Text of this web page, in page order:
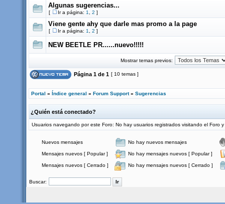
Algunas sugerencias...
[ Ir a página: 1 2 ]
Viene gente ahy que darle mas promo a la page
[ Ir a página: 1 2 ]
NEW BEETLE PR......nuevo!!!!!
Mostrar temas previos:
Página 1 de 1 [ 10 temas ]
Portal » Índice general » Forum Support» Sugerencias
¿Quién está conectado?
Usuarios navegando por este Foro: No hay usuarios registrados visitando el Foro
Nuevos mensajes No hay nuevos mensajes
Mensajes nuevos [ Popular ] No hay mensajes nuevos [ Popular ]
Mensajes nuevos [ Cerrado ] No hay mensajes nuevos [ Cerrado ]
Buscar: